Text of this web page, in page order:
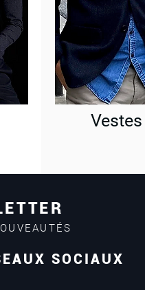
Vestes
SOCIAUX